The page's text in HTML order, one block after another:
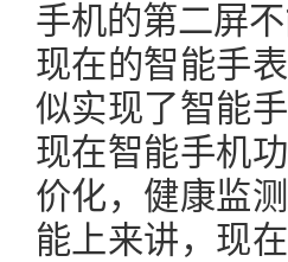
手机的第二屏
现在的智能手
似实现了智能
现在智能手机
价化，健康监
能上来讲，现